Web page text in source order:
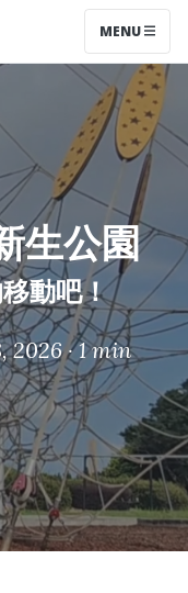
MENU
生公園
動吧！
2026 ·1 min